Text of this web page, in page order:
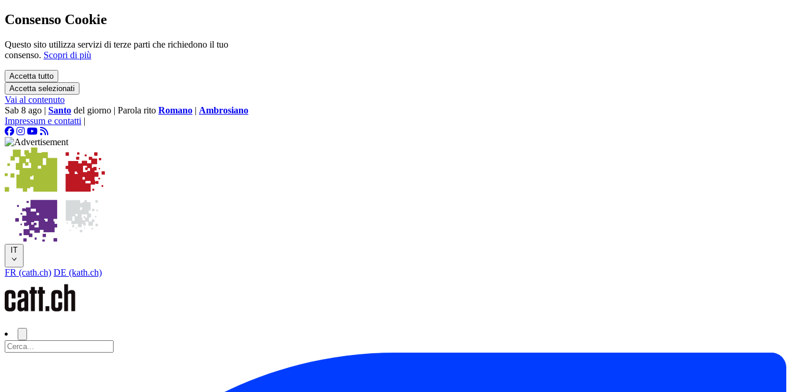
Consenso Cookie
Questo sito utilizza servizi di terze parti che richiedono il tuo
consenso. Scopri di più
Accetta tutto
Accetta selezionati
Vai al contenuto
Sab 8 ago | Santo del giorno | Parola rito Romano | Ambrosiano
Impressum e contatti |
IT
FR (cath.ch) DE (kath.ch)